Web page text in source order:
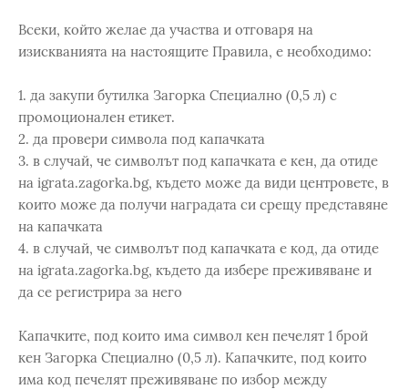
Всеки, който желае да участва и отговаря на
изискванията на настоящите Правила, е необходимо:
1. да закупи бутилка Загорка Специално (0,5 л) с
промоционален етикет.
2. да провери символа под капачката
3. в случай, че символът под капачката е кен, да отиде
на igrata.zagorka.bg, където може да види центровете, в
които може да получи наградата си срещу представяне
на капачката
4. в случай, че символът под капачката е код, да отиде
на igrata.zagorka.bg, където да избере преживяване и
да се регистрира за него
Капачките, под които има символ кен печелят 1 брой
кен Загорка Специално (0,5 л). Капачките, под които
има код печелят преживяване по избор между